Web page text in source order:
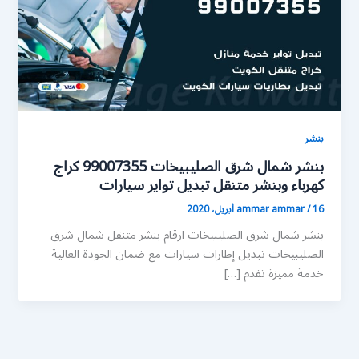
بنشر
بنشر شمال شرق الصليبيخات 99007355 كراج
كهرباء وبنشر متنقل تبديل تواير سيارات
ammar ammar/16 أبريل، 2020
بنشر شمال شرق الصليبيخات ارقام بنشر متنقل شمال شرق
الصليبيخات تبديل إطارات سيارات مع ضمان الجودة العالية
خدمة مميزة تقدم […]